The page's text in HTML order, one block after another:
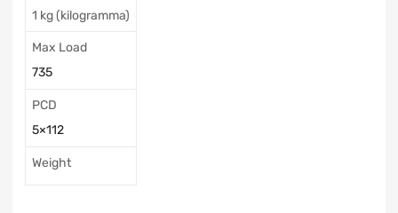
1 kg (kilogramma)
Max Load
735
PCD
5×112
Weight